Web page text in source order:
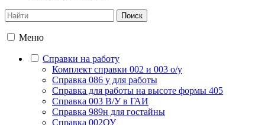
Меню
Справки на работу
Комплект справки 002 и 003 о/у
Справка 086 у для работы
Справка для работы на высоте формы 405
Справка 003 В/У в ГАИ
Справка 989н для гостайны
Справка 002ОУ